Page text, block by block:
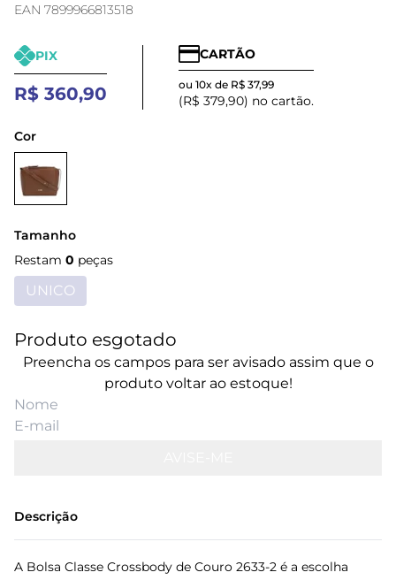
EAN 7899966813518
PIX
R$ 360,90
CARTÃO
ou 10x de R$ 37,99
(R$ 379,90) no cartão.
Cor
Tamanho
Restam 0 peças
UNICO
Produto esgotado
Preencha os campos para ser avisado assim que o
produto voltar ao estoque!
Descrição
A Bolsa Classe Crossbody de Couro 2633-2 é a escolha